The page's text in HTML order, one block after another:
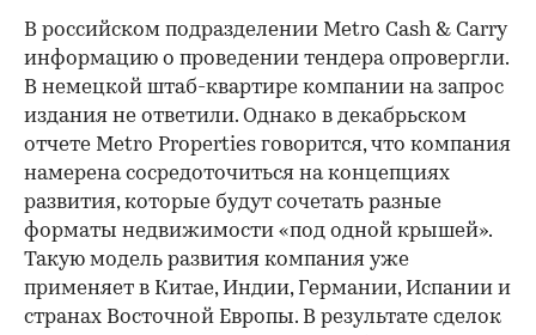
/ 00:00
В российском подразделении Metro Cash & Carry
информацию о проведении тендера опровергли.
В немецкой штаб-квартире компании на запрос
издания не ответили. Однако в декабрьском
отчете Metro Properties говорится, что компания
намерена сосредоточиться на концепциях
развития, которые будут сочетать разные
форматы недвижимости «под одной крышей».
Такую модель развития компания уже
применяет в Китае, Индии, Германии, Испании и
странах Восточной Европы. В результате сделок